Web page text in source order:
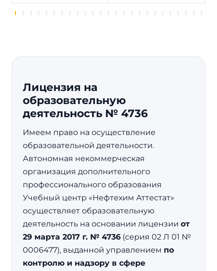
Лицензия на
образовательную
деятельность № 4736
Имеем право на осуществление
образовательной деятельности.
Автономная некоммерческая
организация дополнительного
профессионального образования
Учебный центр «Нефтехим Аттестат»
осуществляет образовательную
деятельность на основании лицензии от
29 марта 2017 г. № 4736 (серия 02 Л 01 №
0006477), выданной управлением по
контролю и надзору в сфере